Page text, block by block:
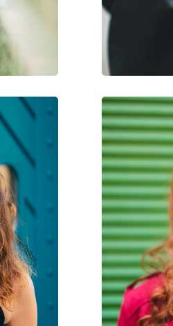
325 γρ
Όχι
Όχι
Ναι
Ναι
Γυναικεία
Γυαλιά Ηλίου Επώνυμες Μάρκες
Tom Ford
Μόδα
FT0821 01B 56